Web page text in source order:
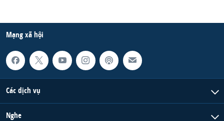
Mạng xã hội
Các dịch vụ
Nghe